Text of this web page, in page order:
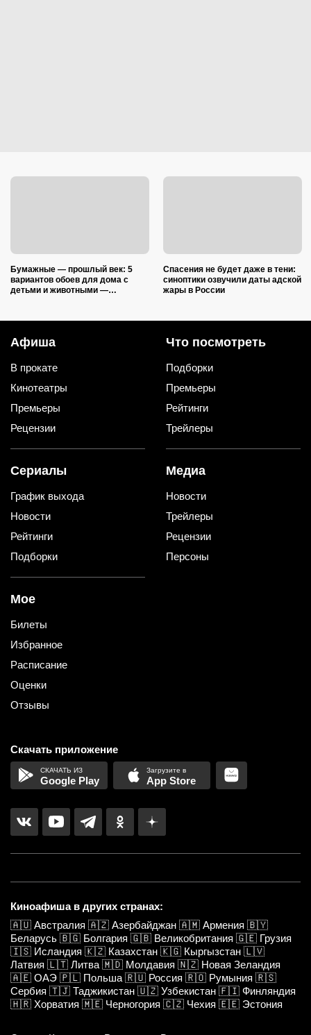
Бумажные — прошлый век: 5
вариантов обоев для дома с
детьми и животными —
Спасения не будет даже в тени:
синоптики озвучили даты адской
жары в России
Афиша
В прокате
Кинотеатры
Премьеры
Рецензии
Что посмотреть
Подборки
Премьеры
Рейтинги
Трейлеры
Сериалы
График выхода
Новости
Рейтинги
Подборки
Медиа
Новости
Трейлеры
Рецензии
Персоны
Мое
Билеты
Избранное
Расписание
Оценки
Отзывы
Скачать приложение
Google Play App Store
Киноафиша в других странах:
🇦🇺 Австралия 🇦🇿 Азербайджан 🇦🇲 Армения 🇧🇾
Беларусь 🇧🇬 Болгария 🇬🇧 Великобритания 🇬🇪 Грузия
🇮🇸 Исландия 🇰🇿 Казахстан 🇰🇬 Кыргызстан 🇱🇻
Латвия 🇱🇹 Литва 🇲🇩 Молдавия 🇳🇿 Новая Зеландия
🇦🇪 ОАЭ 🇵🇱 Польша 🇷🇺 Россия 🇷🇴 Румыния 🇷🇸
Сербия 🇹🇯 Таджикистан 🇺🇿 Узбекистан 🇫🇮 Финляндия
🇭🇷 Хорватия 🇲🇪 Черногория 🇨🇿 Чехия 🇪🇪 Эстония